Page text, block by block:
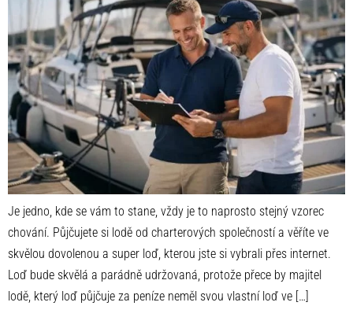
Je jedno, kde se vám to stane, vždy je to naprosto stejný vzorec
chování. Půjčujete si lodě od charterových společností a věříte ve
skvělou dovolenou a super loď, kterou jste si vybrali přes internet.
Loď bude skvělá a parádně udržovaná, protože přece by majitel
lodě, který loď půjčuje za peníze neměl svou vlastní loď ve […]